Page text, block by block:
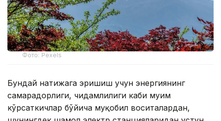
Фото: Pexels
Бундай натижага эришиш учун энергиянинг
самарадорлиги, чидамлилиги каби муҳим
кўрсаткичлар бўйича муқобил воситалардан,